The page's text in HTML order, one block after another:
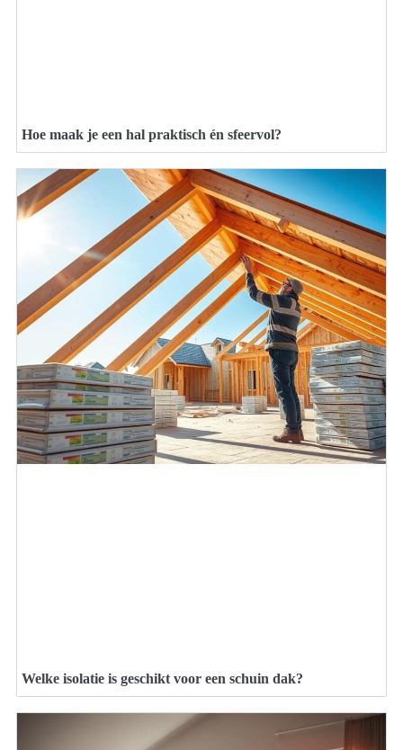
Hoe maak je een hal praktisch én sfeervol?
Welke isolatie is geschikt voor een schuin dak?